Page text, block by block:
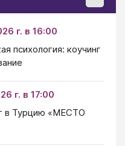
г. в 16:00
психология: коучинг
г. в 17:00
в Турцию «МЕСТО